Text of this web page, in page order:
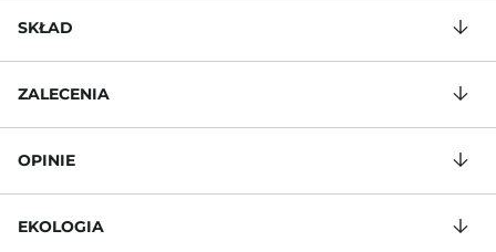
SKŁAD
ZALECENIA
OPINIE
EKOLOGIA